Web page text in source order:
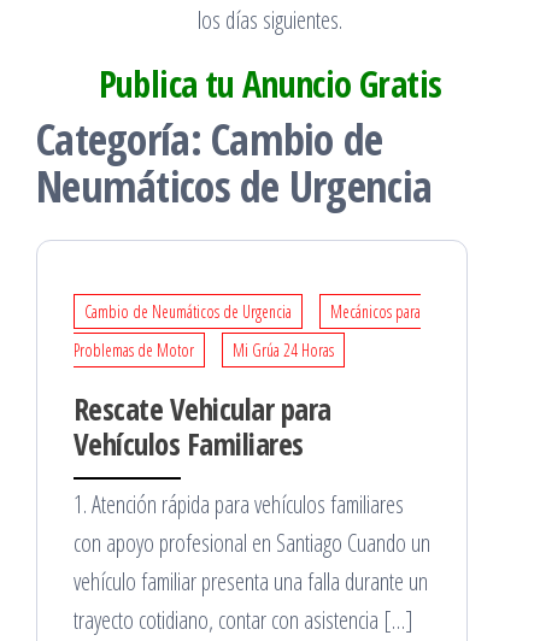
los días siguientes.
Publica tu Anuncio Gratis
Categoría: Cambio de
Neumáticos de Urgencia
Cambio de Neumáticos de Urgencia
Mecánicos para
Problemas de Motor
Mi Grúa 24 Horas
Rescate Vehicular para
Vehículos Familiares
1. Atención rápida para vehículos familiares
con apoyo profesional en Santiago Cuando un
vehículo familiar presenta una falla durante un
trayecto cotidiano, contar con asistencia […]